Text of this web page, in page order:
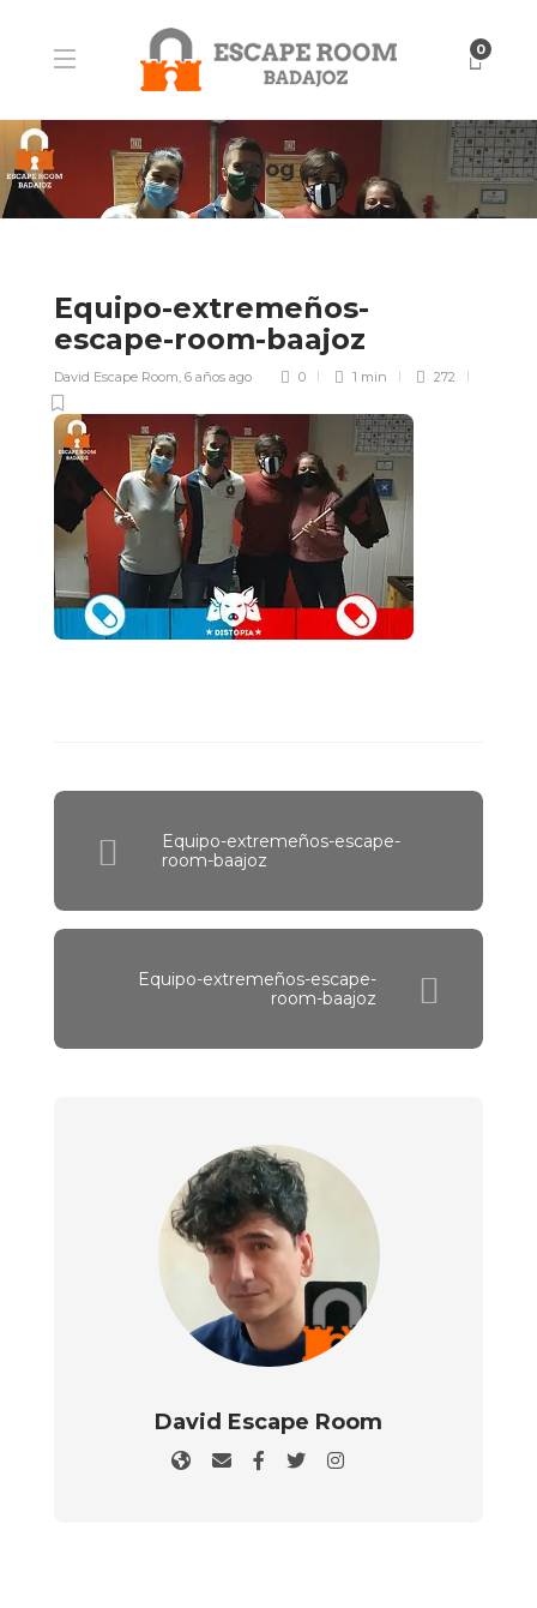
0
Blog
Equipo-extremeños-
escape-room-baajoz
David Escape Room, 6 años ago 0 1 min 272
Equipo-extremeños-escape-
room-baajoz
Equipo-extremeños-escape-
room-baajoz
David Escape Room